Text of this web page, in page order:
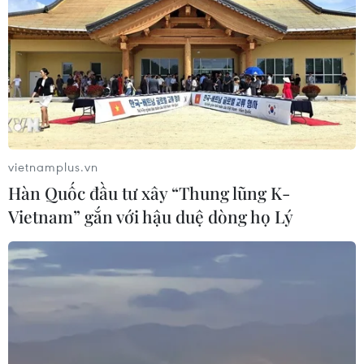
sụt giảm tuần thứ ba liên tiếp, mất tới 5,14%, tại
mức giá 7.550 USD/tấn; giá càphê Robusta hợp
đồng tháng 7 trên sàn London cũng giảm sâu
5,58%, dừng ở mức giá 4.510 USD/tấn.
vietnamplus.vn
Hàn Quốc đầu tư xây “Thung lũng K-
Vietnam” gắn với hậu duệ dòng họ Lý